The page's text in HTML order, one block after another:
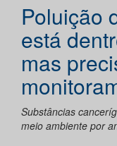
Poluição
está
mas
Substâncias
meio ambiente por